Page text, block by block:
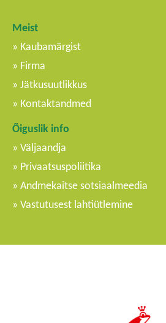
Meist
Kaubamärgist
Firma
Jätkusuutlikkus
Kontaktandmed
Õiguslik info
Väljaandja
Privaatsuspoliitika
Andmekaitse sotsiaalmeedia
Vastutusest lahtiütlemine